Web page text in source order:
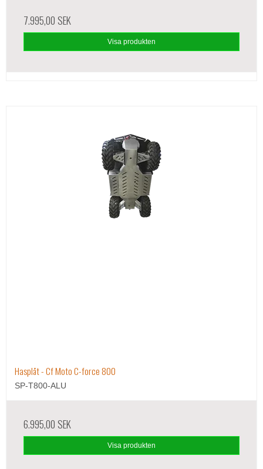
7.995,00 SEK
Visa produkten
Hasplåt - Cf Moto C-force 800
SP-T800-ALU
6.995,00 SEK
Visa produkten